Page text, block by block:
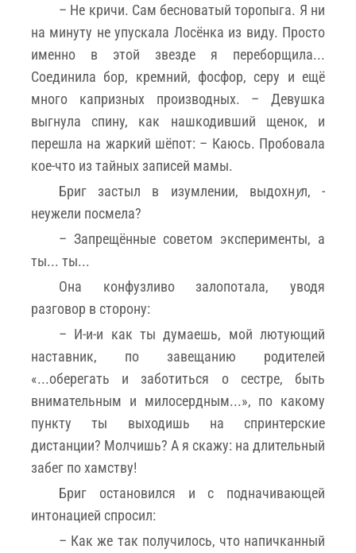
– Не кричи. Сам бесноватый торопыга. Я ни
на минуту не упускала Лосёнка из виду. Просто
именно в этой звезде я переборщила...
Соединила бор, кремний, фосфор, серу и ещё
много капризных производных. – Девушка
выгнула спину, как нашкодивший щенок, и
перешла на жаркий шёпот: – Каюсь. Пробовала
кое-что из тайных записей мамы.
Бриг застыл в изумлении, выдохнул, -
неужели посмела?
– Запрещённые советом эксперименты, а
ты... ты...
Она конфузливо залопотала, уводя
разговор в сторону:
– И-и-и как ты думаешь, мой лютующий
наставник, по завещанию родителей
«...оберегать и заботиться о сестре, быть
внимательным и милосердным...», по какому
пункту ты выходишь на спринтерские
дистанции? Молчишь? А я скажу: на длительный
забег по хамству!
Бриг остановился и с подначивающей
интонацией спросил:
– Как же так получилось, что напичканный